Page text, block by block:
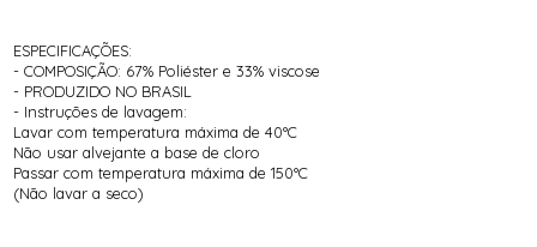
ESPECIFICAÇÕES:
- COMPOSIÇÃO: 67% Poliéster e 33% viscose
- PRODUZIDO NO BRASIL
- Instruções de lavagem:
Lavar com temperatura máxima de 40°C
Não usar alvejante a base de cloro
Passar com temperatura máxima de 150°C
(Não lavar a seco)